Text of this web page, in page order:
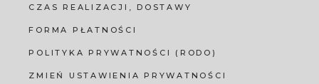
CZAS REALIZACJI, DOSTAWY
FORMA PŁATNOŚCI
POLITYKA PRYWATNOŚCI (RODO)
ZMIEŃ USTAWIENIA PRYWATNOŚCI